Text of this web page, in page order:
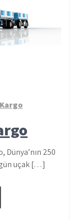
Dünya’nın 250
uçak […]